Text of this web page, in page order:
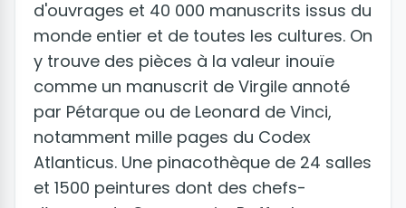
d'ouvrages et 40 000 manuscrits issus du
monde entier et de toutes les cultures. On
y trouve des pièces à la valeur inouïe
comme un manuscrit de Virgile annoté
par Pétarque ou de Leonard de Vinci,
notamment mille pages du Codex
Atlanticus. Une pinacothèque de 24 salles
et 1500 peintures dont des chefs-